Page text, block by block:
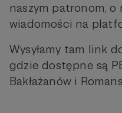
naszym patronom,
wiadomości na
Wysyłamy tam link
gdzie dostępne są
Bakłażanów i